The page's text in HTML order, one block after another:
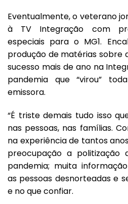
Eventualmente, o veterano
à TV Integração com
especiais para o MG1.
produção de matérias sobre
sucesso mais de ano na
pandemia que “virou”
emissora.
“É triste demais tudo isso
nas pessoas, nas famílias.
na experiência de tantos
preocupação a
pandemia; muita
as pessoas desnorteadas e
e no que confiar.